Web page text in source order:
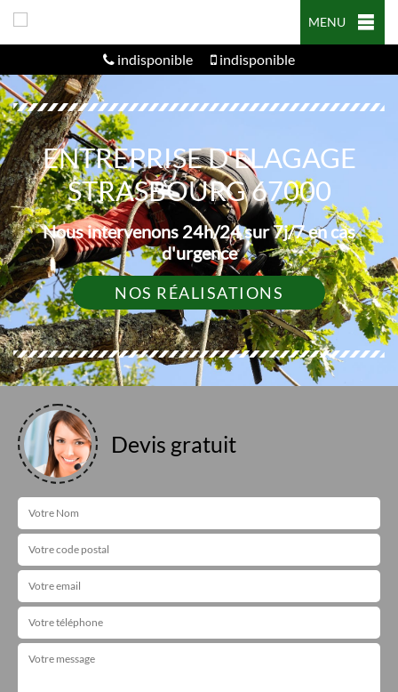
MENU
indisponible indisponible
ENTREPRISE D'ELAGAGE
STRASBOURG 67000
Nous intervenons 24h/24 sur 7j/7 en cas
d'urgence
NOS RÉALISATIONS
Devis gratuit